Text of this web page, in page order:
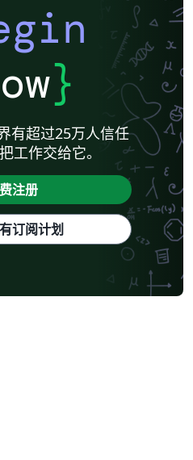
}
有超过25万人信任
工作交给它。
注册
订阅计划